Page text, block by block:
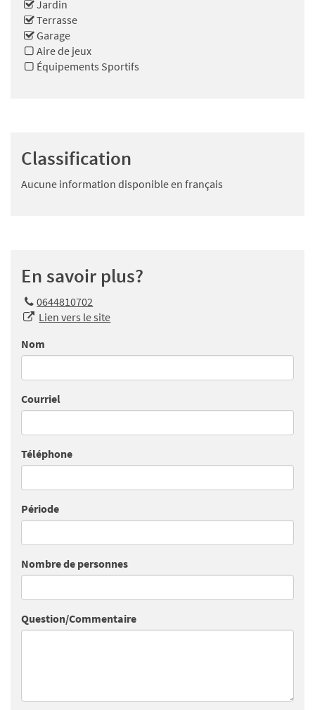
Jardin
Terrasse
Garage
Aire de jeux
Équipements Sportifs
Classification
Aucune information disponible en français
En savoir plus?
0644810702
Lien vers le site
Nom
Courriel
Téléphone
Période
Nombre de personnes
Question/Commentaire